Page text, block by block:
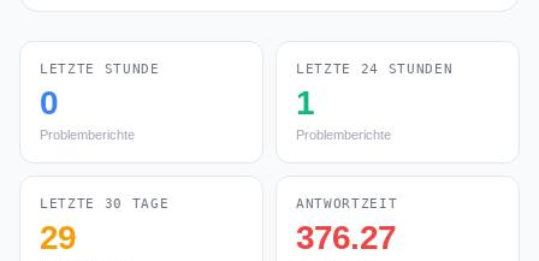
LETZTE STUNDE
0
Problemberichte
LETZTE 24 STUNDEN
1
Problemberichte
LETZTE 30 TAGE
29
ANTWORTZEIT
376.27